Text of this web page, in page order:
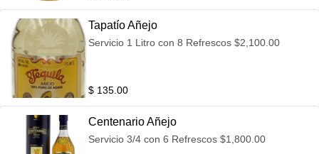
Tapatío Añejo
Servicio 1 Litro con 8 Refrescos $2,100.00
$ 135.00
Centenario Añejo
Servicio 3/4 con 6 Refrescos $1,800.00